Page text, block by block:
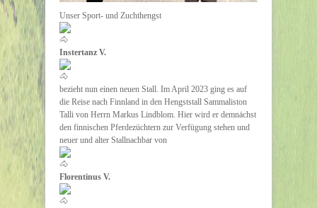
Unser Sport- und Zuchthengst
Instertanz V.
bezieht nun einen neuen Stall. Im April 2023 ging es auf
die Reise nach Finnland in den Hengststall Sammaliston
Talli von Herrn Markus Lindblom. Hier wird er demnächst
den finnischen Pferdezüchtern zur Verfügung stehen und
neuer und alter Stallnachbar von
Florentinus V.